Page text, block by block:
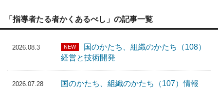
「指導者たる者かくあるべし」の記事一覧
2026.08.3 NEW
国のかたち、組織のかたち（108）
経営と技術開発
2026.07.28 国のかたち、組織のかたち（107）情報